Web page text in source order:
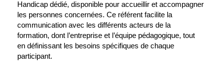
Handicap dédié, disponible pour accueillir et accompagner
les personnes concernées. Ce référent facilite la
communication avec les différents acteurs de la
formation, dont l’entreprise et l’équipe pédagogique, tout
en définissant les besoins spécifiques de chaque
participant.